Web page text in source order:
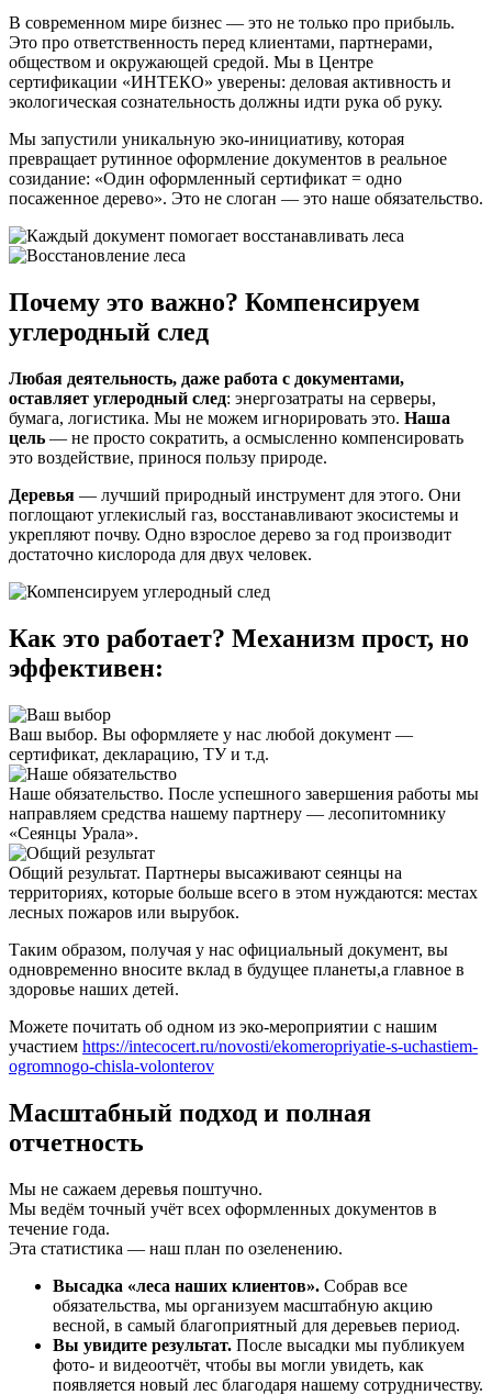
В современном мире бизнес — это не только про прибыль.
Это про ответственность перед клиентами, партнерами,
обществом и окружающей средой. Мы в Центре
сертификации «ИНТЕКО» уверены: деловая активность и
экологическая сознательность должны идти рука об руку.
Мы запустили уникальную эко-инициативу, которая
превращает рутинное оформление документов в реальное
созидание: «Один оформленный сертификат = одно
посаженное дерево». Это не слоган — это наше обязательство.
Почему это важно? Компенсируем
углеродный след
Любая деятельность, даже работа с документами,
оставляет углеродный след: энергозатраты на серверы,
бумага, логистика. Мы не можем игнорировать это. Наша
цель — не просто сократить, а осмысленно компенсировать
это воздействие, принося пользу природе.
Деревья — лучший природный инструмент для этого. Они
поглощают углекислый газ, восстанавливают экосистемы и
укрепляют почву. Одно взрослое дерево за год производит
достаточно кислорода для двух человек.
Как это работает? Механизм прост, но
эффективен:
Ваш выбор. Вы оформляете у нас любой документ —
сертификат, декларацию, ТУ и т.д.
Наше обязательство. После успешного завершения работы мы
направляем средства нашему партнеру — лесопитомнику
«Сеянцы Урала».
Общий результат. Партнеры высаживают сеянцы на
территориях, которые больше всего в этом нуждаются: местах
лесных пожаров или вырубок.
Таким образом, получая у нас официальный документ, вы
одновременно вносите вклад в будущее планеты,а главное в
здоровье наших детей.
Можете почитать об одном из эко-мероприятии с нашим
участием https://intecocert.ru/novosti/ekomeropriyatie-s-uchastiem-
ogromnogo-chisla-volonterov
Масштабный подход и полная
отчетность
Мы не сажаем деревья поштучно.
Мы ведём точный учёт всех оформленных документов в
течение года.
Эта статистика — наш план по озеленению.
Высадка «леса наших клиентов». Собрав все
обязательства, мы организуем масштабную акцию
весной, в самый благоприятный для деревьев период.
Вы увидите результат. После высадки мы публикуем
фото- и видеоотчёт, чтобы вы могли увидеть, как
появляется новый лес благодаря нашему сотрудничеству.